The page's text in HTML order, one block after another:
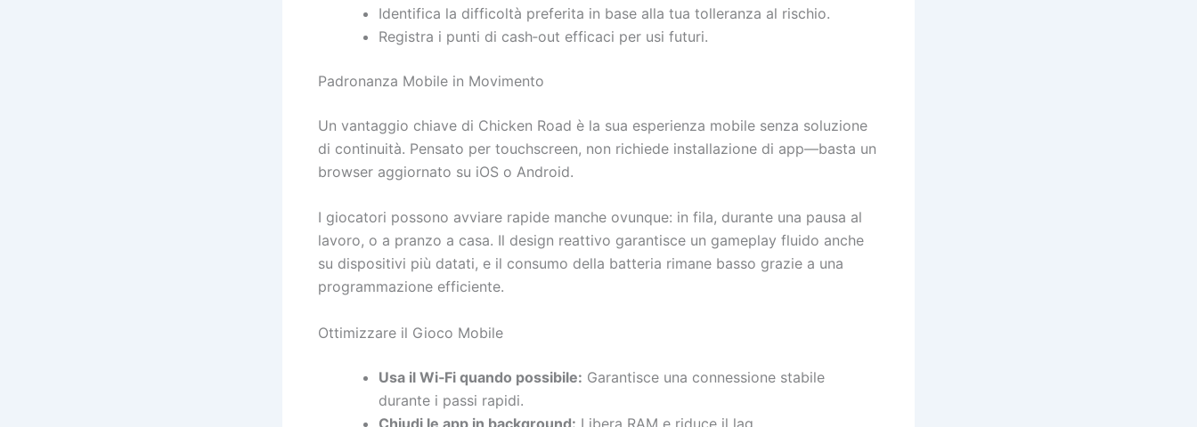
Identifica la difficoltà preferita in base alla tua tolleranza al rischio.
Registra i punti di cash‑out efficaci per usi futuri.
Padronanza Mobile in Movimento
Un vantaggio chiave di Chicken Road è la sua esperienza mobile senza soluzione
di continuità. Pensato per touchscreen, non richiede installazione di app—basta un
browser aggiornato su iOS o Android.
I giocatori possono avviare rapide manche ovunque: in fila, durante una pausa al
lavoro, o a pranzo a casa. Il design reattivo garantisce un gameplay fluido anche
su dispositivi più datati, e il consumo della batteria rimane basso grazie a una
programmazione efficiente.
Ottimizzare il Gioco Mobile
Usa il Wi‑Fi quando possibile: Garantisce una connessione stabile
durante i passi rapidi.
Chiudi le app in background: Libera RAM e riduce il lag.